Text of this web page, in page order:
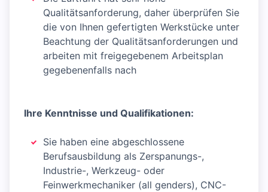
Qualitätsanforderung, daher überprüfen Sie
die von Ihnen gefertigten Werkstücke unter
Beachtung der Qualitätsanforderungen und
arbeiten mit freigegebenem Arbeitsplan
gegebenenfalls nach
Ihre Kenntnisse und Qualifikationen:
Sie haben eine abgeschlossene
Berufsausbildung als Zerspanungs-,
Industrie-, Werkzeug- oder
Feinwerkmechaniker (all genders), CNC-